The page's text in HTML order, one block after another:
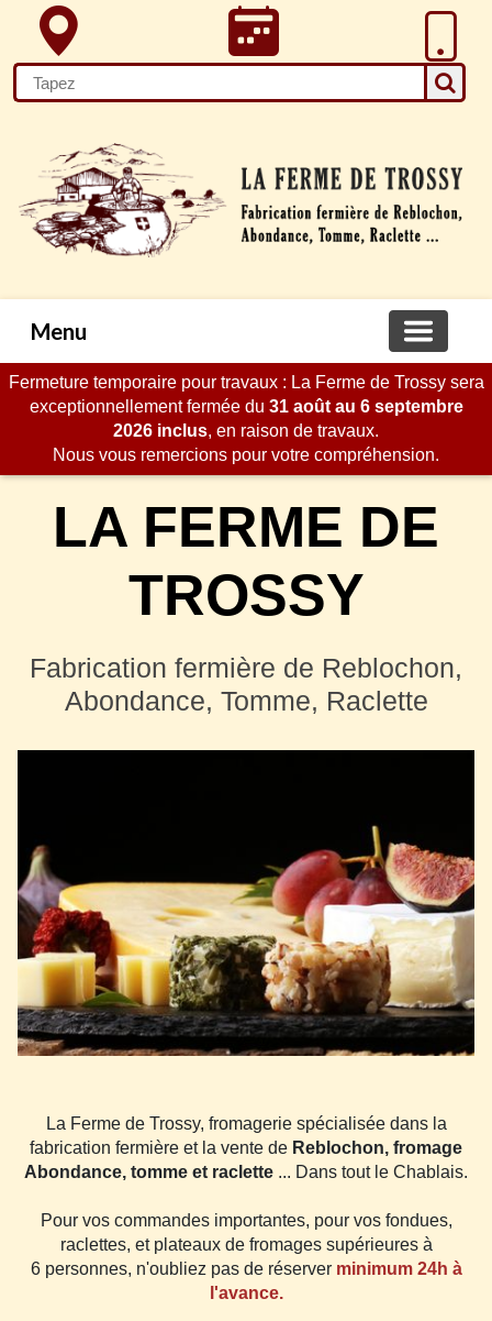
Menu
Fermeture temporaire pour travaux : La Ferme de Trossy sera
exceptionnellement fermée du 31 août au 6 septembre
2026 inclus, en raison de travaux.
Nous vous remercions pour votre compréhension.
LA FERME DE
TROSSY
Fabrication fermière de Reblochon,
Abondance, Tomme, Raclette
La Ferme de Trossy, fromagerie spécialisée dans la
fabrication fermière et la vente de Reblochon, fromage
Abondance, tomme et raclette ... Dans tout le Chablais.
Pour vos commandes importantes, pour vos fondues,
raclettes, et plateaux de fromages supérieures à
6 personnes, n'oubliez pas de réserver minimum 24h à
l'avance.